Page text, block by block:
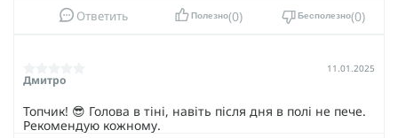
Ответить Полезно 0 Бесполезно 0
Дмитро
11.01.2025
Топчик! 😎 Голова в тіні, навіть після дня в полі не пече.
Рекомендую кожному.